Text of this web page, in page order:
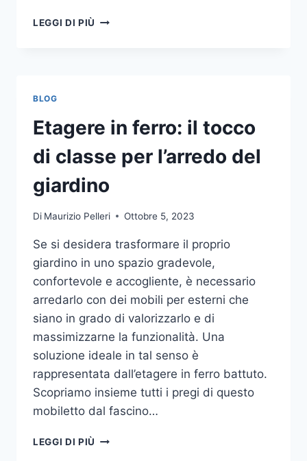
LEGGI DI PIÙ
BLOG
Etagere in ferro: il tocco
di classe per l’arredo del
giardino
Di Maurizio Pelleri Ottobre 5, 2023
Se si desidera trasformare il proprio
giardino in uno spazio gradevole,
confortevole e accogliente, è necessario
arredarlo con dei mobili per esterni che
siano in grado di valorizzarlo e di
massimizzarne la funzionalità. Una
soluzione ideale in tal senso è
rappresentata dall’etagere in ferro battuto.
Scopriamo insieme tutti i pregi di questo
mobiletto dal fascino…
LEGGI DI PIÙ ETAGERE